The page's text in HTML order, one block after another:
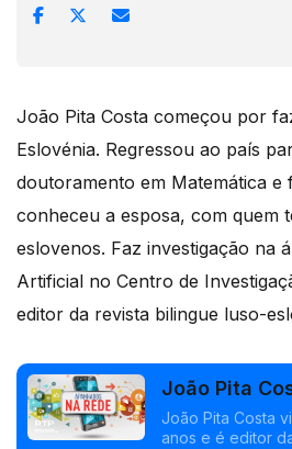
João Pita Costa começou por
Eslovénia. Regressou ao país
doutoramento em Matemática e
conheceu a esposa, com quem
eslovenos. Faz investigação na
Artificial no Centro de
editor da revista bilingue luso-
João Pita
João Pita Costa
anos e é editor